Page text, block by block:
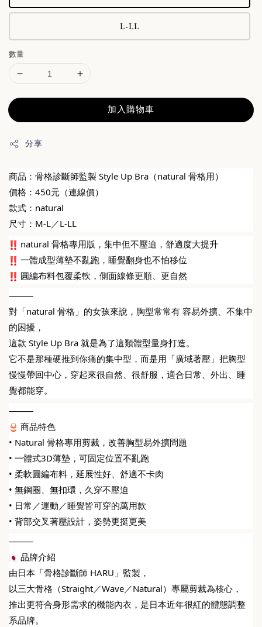
L-LL
數量
加入購物車
分享
商品：骨格診斷師監製 Style Up Bra（natural 骨格用）
價格：450元（連線價）
款式：natural
尺寸：M-L／L-LL
natural 骨格專用版，集中但不壓迫，舒適度大提升
一體成型薄墊不亂跑，睡覺翻身也不怕移位
圓編布料包覆柔軟，側面線條更順、更自然
⸻
對「natural 骨格」的女孩來說，胸型常常有 容易外擴、不集中
的困擾，
這款 Style Up Bra 就是為了這類體型量身打造。
它不是那種硬推到你痛的集中型，而是用「廣域著壓」把胸型
慢慢帶回中心，穿起來很自然、很舒服，適合日常、外出、睡
覺都能穿。
⸻
商品特色
• Natural 骨格專用剪裁，改善胸型易外擴問題
• 一體式3D薄墊，可固定位置不亂跑
• 柔軟圓編布料，延展性好、舒適不卡肉
• 無鋼圈、無扣環，久穿不壓迫
• 日常／運動／睡覺皆可穿的萬用款
• 背部交叉著壓設計，姿勢更挺更美
⸻
品牌介紹
由日本「骨格診斷師 HARU」監製，
以三大骨格（Straight／Wave／Natural）專屬剪裁為核心，
推出更符合身形需求的機能內衣，是日本近年很紅的體態調整
系品牌。